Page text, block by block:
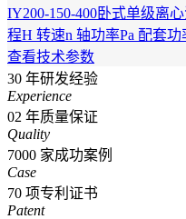
IY200-150-400卧式单级离
程H 转速n 轴功率Pa 配套功
查看技术参数
30 年研发经验
Experience
02 年质量保证
Quality
7000 家成功案例
Case
70 项专利证书
Patent